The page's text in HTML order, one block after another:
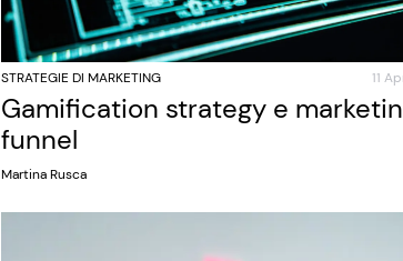
STRATEGIE DI MARKETING 11
Gamification strategy e
funnel
Martina Rusca